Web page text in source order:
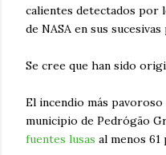
calientes detectados por
de NASA en sus sucesivas
Se cree que han sido
El incendio más
municipio de Pedrógão
fuentes lusas al menos 61